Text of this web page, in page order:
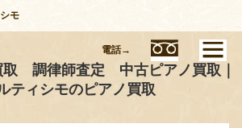
モ
取 調律師査定 中古ピアノ買取｜
ティシモのピアノ買取
電話→